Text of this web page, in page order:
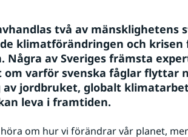
två av mänsklighetens
klimatförändringen och krisen
Några av Sveriges främsta
om varför svenska fåglar flyttar
jordbruket, globalt
leva i framtiden.
om hur vi förändrar vår planet,